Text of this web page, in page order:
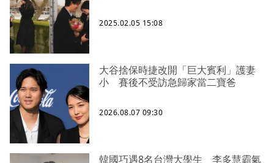
2025.02.05 15:08
大谷捨保時捷改開「巨大賓利」護妻
小 賽後不受訪急歸家當二寶爸
2026.08.07 09:30
韓國巧遇8名台灣大學生 李多慧霸氣